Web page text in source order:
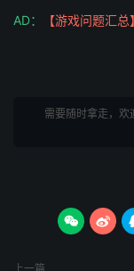
AD： 【游戏问题汇总】
需要随时拿走，欢
 